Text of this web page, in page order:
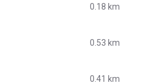
0.18 km
0.53 km
0.41 km